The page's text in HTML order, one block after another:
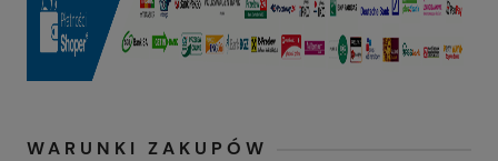
WARUNKI ZAKUPÓW